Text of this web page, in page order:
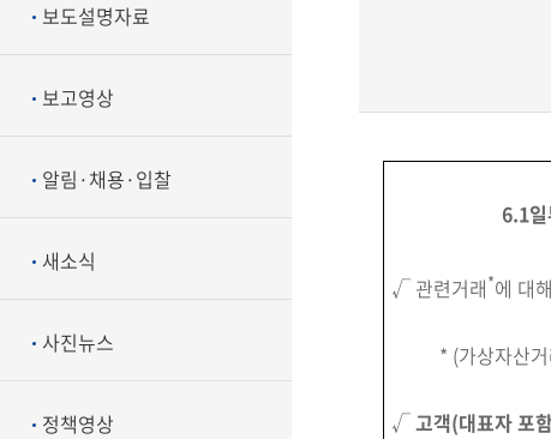
보도설명자료
보고영상
알림·채용·입찰
새소식
사진뉴스
정책영상
6.1일
√ 관련거래*에 대
* (가상자산
√고객(대표자 포